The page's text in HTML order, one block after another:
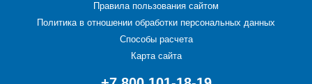
Правила пользования сайтом
Политика в отношении обработки персональных данных
Способы расчета
Карта сайта